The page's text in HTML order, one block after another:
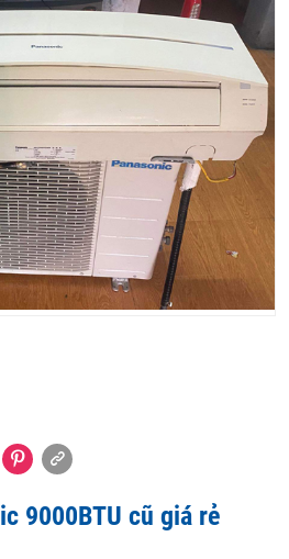
9000BTU cũ giá rẻ